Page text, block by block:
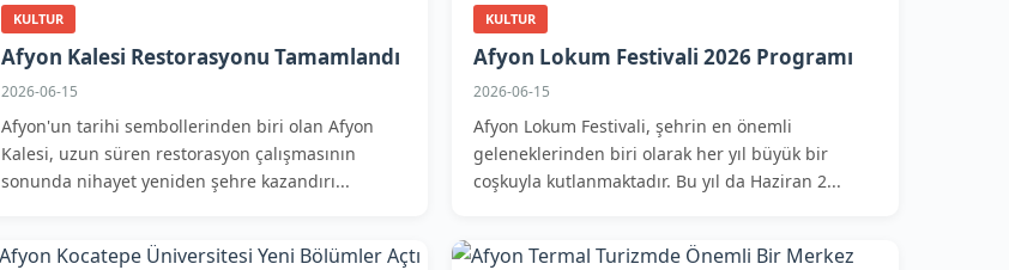
KULTUR
Afyon Kalesi Restorasyonu Tamamlandı
2026-06-15
Afyon'un tarihi sembollerinden biri olan Afyon
Kalesi, uzun süren restorasyon çalışmasının
sonunda nihayet yeniden şehre kazandırı...
KULTUR
Afyon Lokum Festivali 2026 Programı
2026-06-15
Afyon Lokum Festivali, şehrin en önemli
geleneklerinden biri olarak her yıl büyük bir
coşkuyla kutlanmaktadır. Bu yıl da Haziran 2...